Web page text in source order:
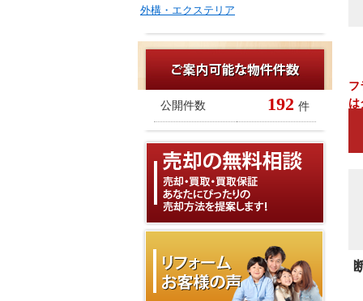
外構・エクステリア
公開件数 192 件
フ
は